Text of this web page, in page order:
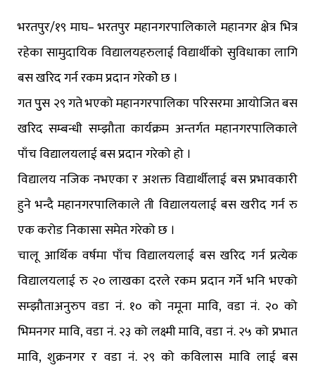
भरतपुर/१९ माघ– भरतपुर महानगरपालिकाले महानगर क्षेत्र भित्र
रहेका सामुदायिक विद्यालयहरुलाई विद्यार्थीको सुविधाका लागि
बस खरिद गर्न रकम प्रदान गरेकोे छ ।
गत पुुस २९ गते भएको महानगरपालिका परिसरमा आयोजित बस
खरिद सम्बन्धी सम्झौता कार्यक्रम अन्तर्गत महानगरपालिकाले
पाँच विद्यालयलाई बस प्रदान गरेको हो ।
विद्यालय नजिक नभएका र अशक्त विद्यार्थीलाई बस प्रभावकारी
हुने भन्दै महानगरपालिकाले ती विद्यालयलाई बस खरीद गर्न रु
एक करोड निकासा समेत गरेको छ ।
चालू आर्थिक वर्षमा पाँच विद्यालयलाई बस खरिद गर्न प्रत्येक
विद्यालयलाई रु २० लाखका दरले रकम प्रदान गर्ने भनि भएको
सम्झौताअनुरुप वडा नं. १० को नमूना मावि, वडा नं. २० को
भिमनगर मावि, वडा नं. २३ को लक्ष्मी मावि, वडा नं. २५ को प्रभात
मावि, शुक्रनगर र वडा नं. २९ को कविलास मावि लाई बस